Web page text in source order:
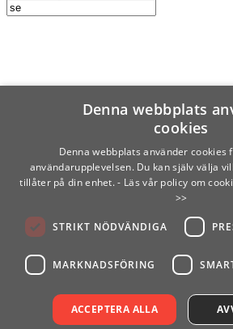
Denna webbplats
cookies
Denna webbplats använder
användarupplevelsen. Du kan själv välja
tillåter på din enhet. - Läs vår policy om
>>
STRIKT NÖDVÄNDIGA
MARKNADSFÖRING
ACCEPTERA ALLA